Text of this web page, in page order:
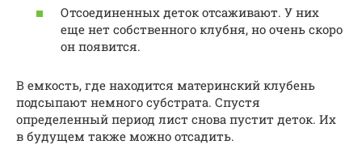
Отсоединенных деток отсаживают. У них
еще нет собственного клубня, но очень скоро
он появится.
В емкость, где находится материнский клубень
подсыпают немного субстрата. Спустя
определенный период лист снова пустит деток. Их
в будущем также можно отсадить.